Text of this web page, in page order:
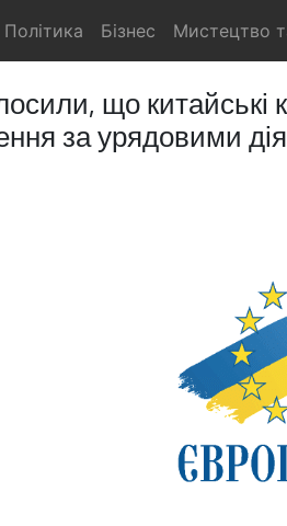
Політика Бізнес Мистецтво
що китайські
за урядовими